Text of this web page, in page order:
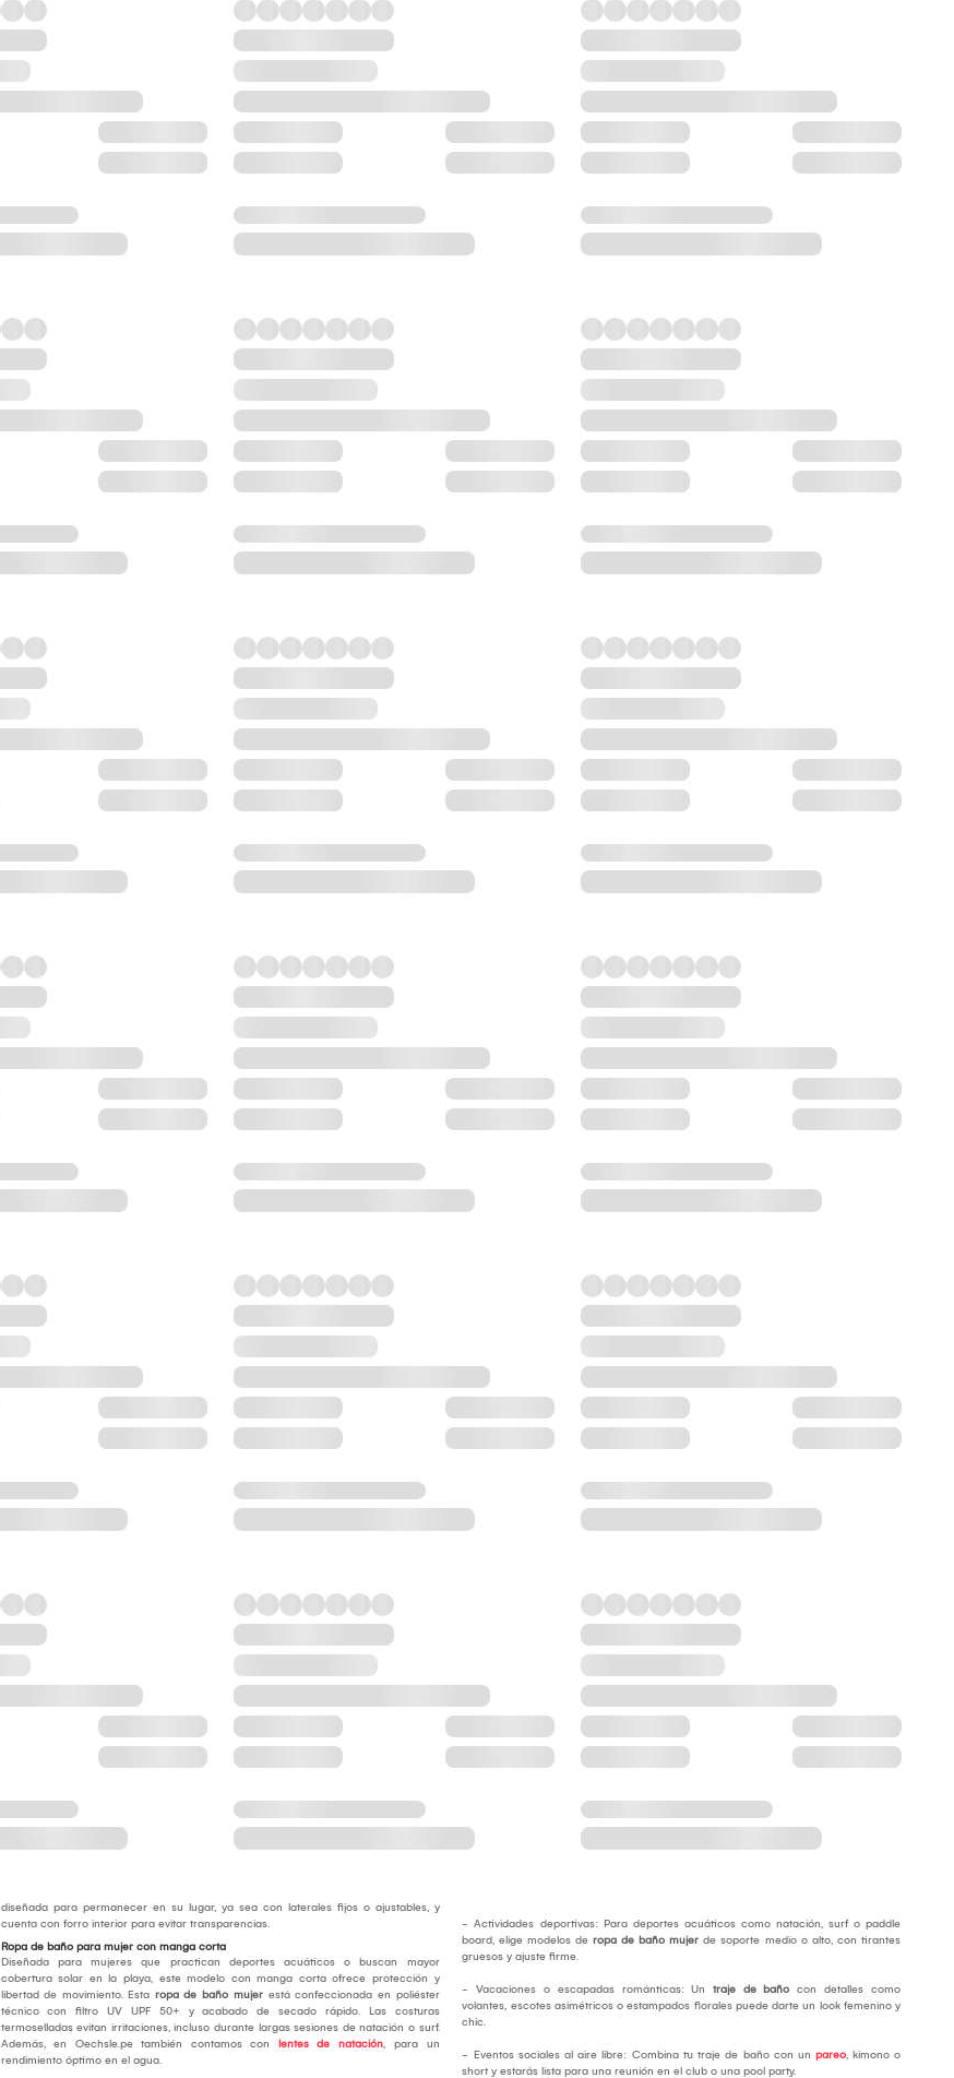
diseñada para permanecer en su lugar, ya sea con laterales fijos o ajustables, y
cuenta con forro interior para evitar transparencias.
Ropa de baño para mujer con manga corta
Diseñada para mujeres que practican deportes acuáticos o buscan mayor
cobertura solar en la playa, este modelo con manga corta ofrece protección y
libertad de movimiento. Esta ropa de baño mujer está confeccionada en poliéster
técnico con filtro UV UPF 50+ y acabado de secado rápido. Las costuras
termoselladas evitan irritaciones, incluso durante largas sesiones de natación o surf.
Además, en Oechsle.pe también contamos con
lentes de natación, para un
rendimiento óptimo en el agua.
- Actividades deportivas: Para deportes acuáticos como natación, surf o paddle
board, elige modelos deropa de baño mujerde soporte medio o alto, con tirantes
gruesos y ajuste firme.
- Vacaciones o escapadas románticas: Untraje de baño con detalles como
volantes, escotes asimétricos o estampados florales puede darte un look femenino y
chic.
- Eventos sociales al aire libre: Combina tu traje de baño con unpareo, kimono o
short y estarás lista para una reunión en el club o una pool party.